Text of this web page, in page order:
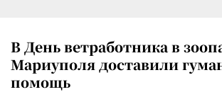
В День ветработника в
Мариуполя доставили
помощь